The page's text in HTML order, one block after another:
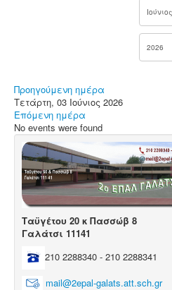
Μαθητικές Εργασίες
Πρόγραμμα Erasmus+
Μαθητεία.
Προηγούμενη ημέρα
Τετάρτη, 03 Ιούνιος 2026
Επόμενη ημέρα
No events were found
Ταϋγέτου 20 κ Πασσώβ 8
Γαλάτσι 11141
210 2288340 - 210 2288341
mail@2epal-galats.att.sch.gr